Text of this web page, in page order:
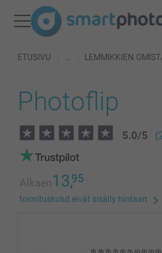
ETUSIVU LEMMIKKIEN
Photoflip
5.0/5
Alkaen13,95
toimituskulut eivät sisälly hintaan